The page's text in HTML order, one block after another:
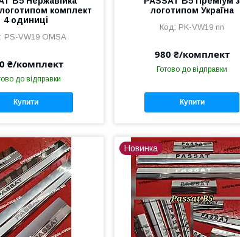
комплект
4 одиниці
PS-VW19 OMSA
₴/комплект
до відправки
Купити
логотипом Україна
PK-VW19 nn
980 ₴/комплект
Готово до відправки
Купити
Новинка